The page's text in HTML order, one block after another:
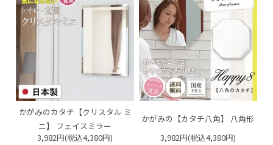
かがみのカタチ【クリスタル ミ
ニ】 フェイスミラー
3,982円(税込4,380円)
かがみの【カタチ八角】 八角形
3,982円(税込4,380円)